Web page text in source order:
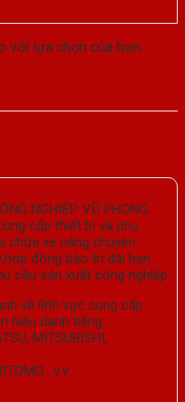
với lựa chọn của bạn.
NGHIỆP VŨ PHONG
cấp thiết bị và phụ
chữa xe nâng chuyên
đồng bảo trì dài hạn
cầu sản xuất công nghiệp
về lĩnh vực cung cấp
hiệu danh tiếng
MITSUBISHI,